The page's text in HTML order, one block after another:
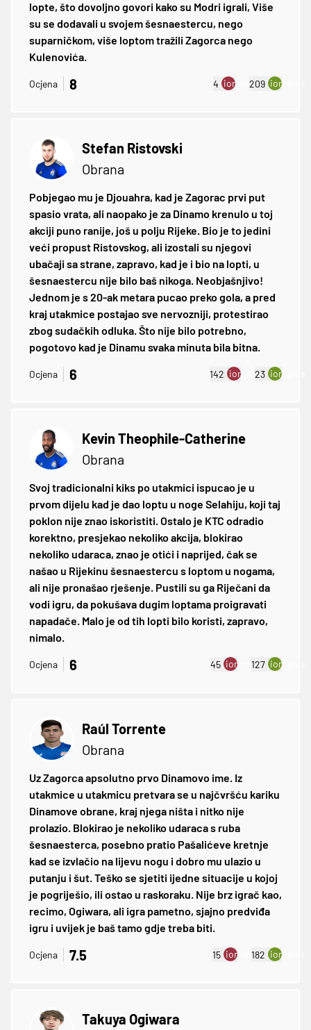
lopte, što dovoljno govori kako su Modri igrali, Više
su se dodavali u svojem šesnaestercu, nego
suparničkom, više loptom tražili Zagorca nego
Kulenovića.
Ocjena 8 4 ion:minus
209 ion:plus
Stefan Ristovski
Obrana
Pobjegao mu je Djouahra, kad je Zagorac prvi put
spasio vrata, ali naopako je za Dinamo krenulo u toj
akciji puno ranije, još u polju Rijeke. Bio je to jedini
veći propust Ristovskog, ali izostali su njegovi
ubačaji sa strane, zapravo, kad je i bio na lopti, u
šesnaestercu nije bilo baš nikoga. Neobjašnjivo!
Jednom je s 20-ak metara pucao preko gola, a pred
kraj utakmice postajao sve nervozniji, protestirao
zbog sudačkih odluka. Što nije bilo potrebno,
pogotovo kad je Dinamu svaka minuta bila bitna.
Ocjena 6 142 ion:minus
23 ion:plus
Kevin Theophile-Catherine
Obrana
Svoj tradicionalni kiks po utakmici ispucao je u
prvom dijelu kad je dao loptu u noge Selahiju, koji taj
poklon nije znao iskoristiti. Ostalo je KTC odradio
korektno, presjekao nekoliko akcija, blokirao
nekoliko udaraca, znao je otići i naprijed, čak se
našao u Rijekinu šesnaestercu s loptom u nogama,
ali nije pronašao rješenje. Pustili su ga Riječani da
vodi igru, da pokušava dugim loptama proigravati
napadače. Malo je od tih lopti bilo koristi, zapravo,
nimalo.
Ocjena 6 45 ion:minus
127 ion:plus
Raúl Torrente
Obrana
Uz Zagorca apsolutno prvo Dinamovo ime. Iz
utakmice u utakmicu pretvara se u najčvršću kariku
Dinamove obrane, kraj njega ništa i nitko nije
prolazio. Blokirao je nekoliko udaraca s ruba
šesnaesterca, posebno pratio Pašalićeve kretnje
kad se izvlačio na lijevu nogu i dobro mu ulazio u
putanju i šut. Teško se sjetiti ijedne situacije u kojoj
je pogriješio, ili ostao u raskoraku. Nije brz igrač kao,
recimo, Ogiwara, ali igra pametno, sjajno predviđa
igru i uvijek je baš tamo gdje treba biti.
Ocjena 7.5 15 ion:minus
182 ion:plus
Takuya Ogiwara